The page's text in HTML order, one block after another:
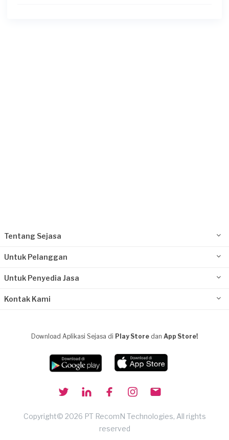
Tentang Sejasa
Untuk Pelanggan
Untuk Penyedia Jasa
Kontak Kami
Download Aplikasi Sejasa di Play Store dan App Store!
Copyright© 2026 PT RecomN Technologies, All rights
reserved